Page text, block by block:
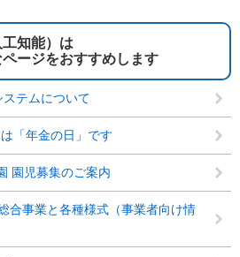
知能）は
ページをおすすめします
テムについて
「年金の日」です
園児募集のご案内
合事業と各種様式（事業者向け情